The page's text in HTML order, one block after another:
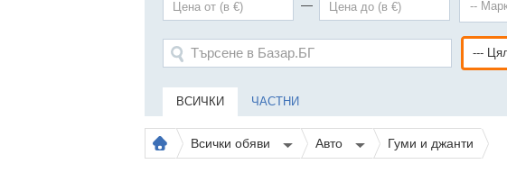
— --
ВСИЧКИ ЧАСТНИ
Всички обяви Авто Гуми и джанти